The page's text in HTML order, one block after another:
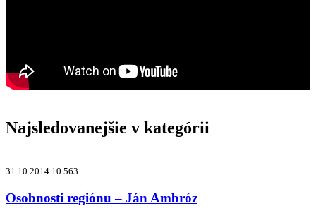
Najsledovanejšie v kategórii
31.10.2014 10 563
Osobnosti regiónu – Ján Ambróz